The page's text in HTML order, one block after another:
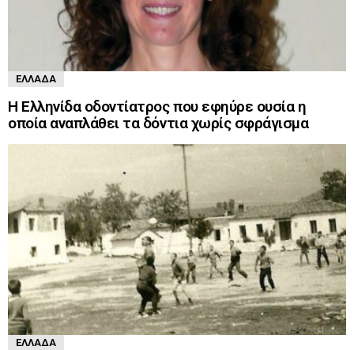
ΕΛΛΆΔΑ
Η Ελληνίδα οδοντίατρος που εφηύρε ουσία η
οποία αναπλάθει τα δόντια χωρίς σφράγισμα
ΕΛΛΆΔΑ